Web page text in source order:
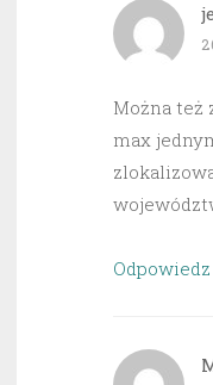
Można też
max
Odpowiedz